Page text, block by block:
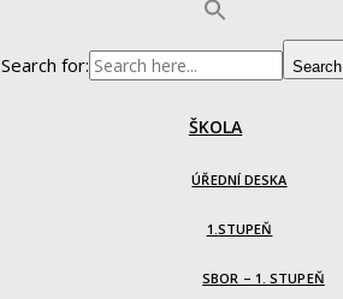
Search for:
ŠKOLA
ÚŘEDNÍ DESKA
1.STUPEŇ
SBOR – 1. STUPEŇ